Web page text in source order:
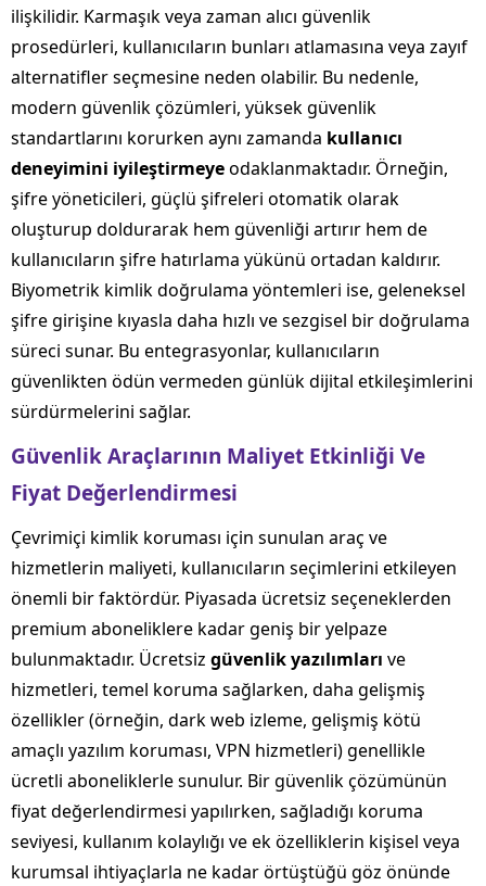
ilişkilidir. Karmaşık veya zaman alıcı güvenlik
prosedürleri, kullanıcıların bunları atlamasına veya zayıf
alternatifler seçmesine neden olabilir. Bu nedenle,
modern güvenlik çözümleri, yüksek güvenlik
standartlarını korurken aynı zamanda kullanıcı
deneyimini iyileştirmeyeodaklanmaktadır. Örneğin,
şifre yöneticileri, güçlü şifreleri otomatik olarak
oluşturup doldurarak hem güvenliği artırır hem de
kullanıcıların şifre hatırlama yükünü ortadan kaldırır.
Biyometrik kimlik doğrulama yöntemleri ise, geleneksel
şifre girişine kıyasla daha hızlı ve sezgisel bir doğrulama
süreci sunar. Bu entegrasyonlar, kullanıcıların
güvenlikten ödün vermeden günlük dijital etkileşimlerini
sürdürmelerini sağlar.
Güvenlik Araçlarının Maliyet Etkinliği Ve
Fiyat Değerlendirmesi
Çevrimiçi kimlik koruması için sunulan araç ve
hizmetlerin maliyeti, kullanıcıların seçimlerini etkileyen
önemli bir faktördür. Piyasada ücretsiz seçeneklerden
premium aboneliklere kadar geniş bir yelpaze
bulunmaktadır. Ücretsiz güvenlik yazılımları ve
hizmetleri, temel koruma sağlarken, daha gelişmiş
özellikler (örneğin, dark web izleme, gelişmiş kötü
amaçlı yazılım koruması, VPN hizmetleri) genellikle
ücretli aboneliklerle sunulur. Bir güvenlik çözümünün
fiyat değerlendirmesi yapılırken, sağladığı koruma
seviyesi, kullanım kolaylığı ve ek özelliklerin kişisel veya
kurumsal ihtiyaçlarla ne kadar örtüştüğü göz önünde